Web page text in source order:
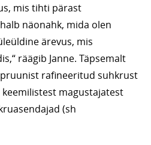
mis tihti pärast
näonahk, mida olen
ärevus, mis
räägib Janne. Täpsemalt
pruunist rafineeritud suhkrust
magustajatest
(sh